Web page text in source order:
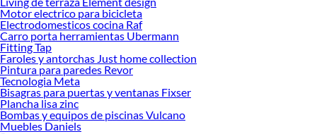
Encuentra una amplia variedad de productos de Vasos y copas en Sodimac.
Encuentra todo lo necesario para tus proyectos de renovación y decoración.
¡Visítanos y haz tus ideas realidad!
Motor electrico para bicicleta
Electrodomesticos cocina Raf
Carro porta herramientas Ubermann
Fitting Tap
Faroles y antorchas Just home collection
Pintura para paredes Revor
Tecnologia Meta
Bisagras para puertas y ventanas Fixser
Plancha lisa zinc
Bombas y equipos de piscinas Vulcano
Muebles Daniels